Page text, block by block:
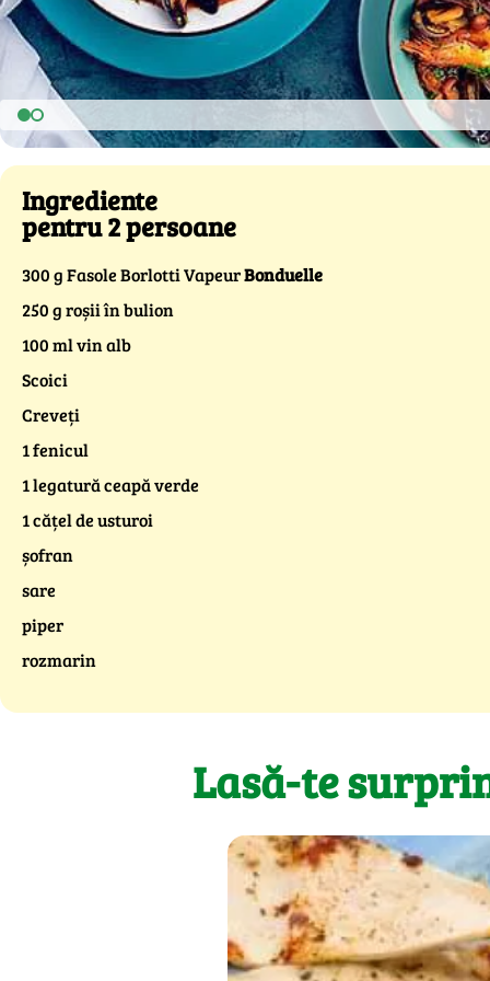
Ingrediente
pentru 2 persoane
300 g Fasole Borlotti VapeurBonduelle
250 g roșii în bulion
100 ml vin alb
Scoici
Creveți
1 fenicul
1 legatură ceapă verde
1 cățel de usturoi
șofran
sare
piper
rozmarin
Lasă-te